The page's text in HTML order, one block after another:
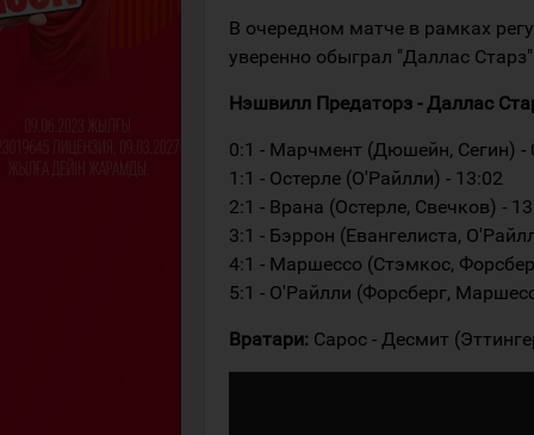
В очередном матче в рамках
уверенно обыграл "Даллас
Нэшвилл Предаторз - Даллас
0:1 - Марчмент (Дюшейн, Сегин) -
1:1 - Остерле (О'Райлли) - 13:02
2:1 - Врана (Остерле, Свечков) -
3:1 - Бэррон (Евангелиста,
4:1 - Маршессо (Стэмкос,
5:1 - О'Райлли (Форсберг,
Вратари: Сарос - Десмит